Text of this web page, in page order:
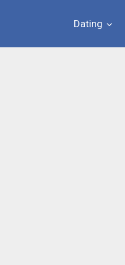
Dating